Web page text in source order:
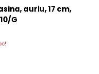
auriu, 17 cm,
G